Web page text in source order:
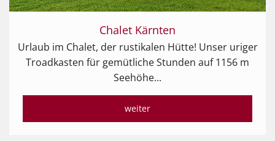
Chalet Kärnten
Urlaub im Chalet, der rustikalen Hütte! Unser uriger
Troadkasten für gemütliche Stunden auf 1156 m
Seehöhe...
weiter